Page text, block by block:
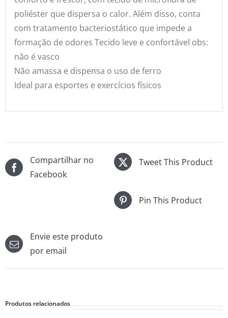
poliéster que dispersa o calor. Além disso, conta
com tratamento bacteriostático que impede a
formação de odores Tecido leve e confortável obs:
não é vasco
Não amassa e dispensa o uso de ferro
Ideal para esportes e exercícios físicos
Compartilhar no
Facebook
Tweet This Product
Pin This Product
Envie este produto
por email
Produtos relacionados